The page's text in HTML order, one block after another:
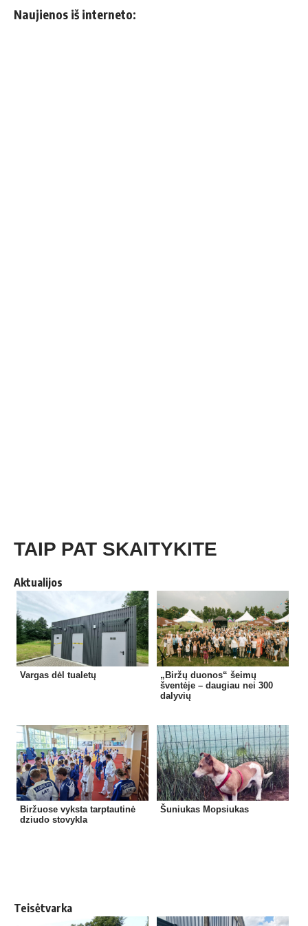
Naujienos iš interneto:
TAIP PAT SKAITYKITE
Aktualijos
Vargas dėl tualetų
„Biržų duonos“ šeimų
šventėje – daugiau nei 300
dalyvių
Biržuose vyksta tarptautinė
dziudo stovykla
Šuniukas Mopsiukas
Teisėtvarka